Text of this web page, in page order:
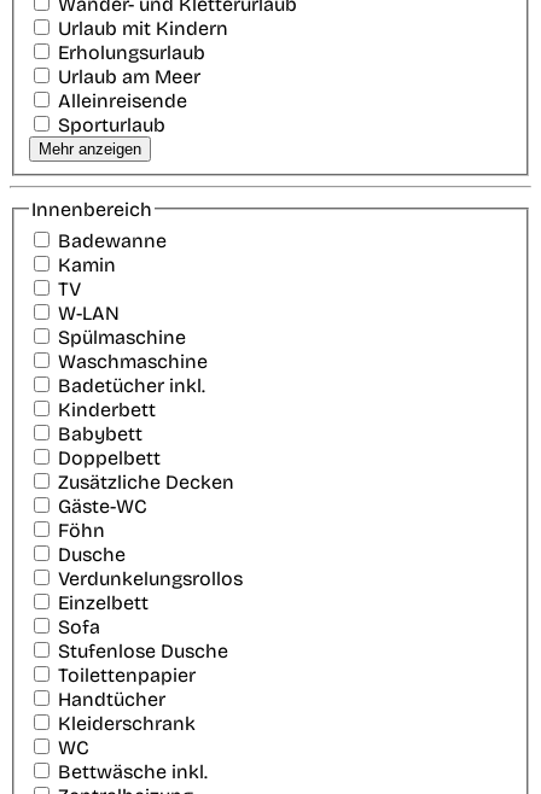
Urlaub mit Kindern
Erholungsurlaub
Urlaub am Meer
Alleinreisende
Sporturlaub
Mehr anzeigen
Innenbereich
Badewanne
Kamin
TV
W-LAN
Spülmaschine
Waschmaschine
Badetücher inkl.
Kinderbett
Babybett
Doppelbett
Zusätzliche Decken
Gäste-WC
Föhn
Dusche
Verdunkelungsrollos
Einzelbett
Sofa
Stufenlose Dusche
Toilettenpapier
Handtücher
Kleiderschrank
WC
Bettwäsche inkl.